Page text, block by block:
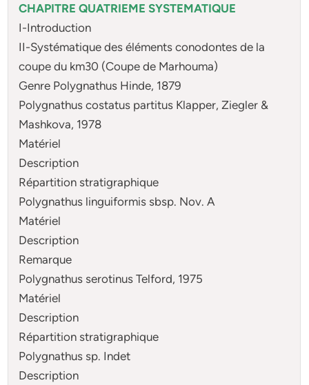
CHAPITRE QUATRIEME SYSTEMATIQUE
I-Introduction
II-Systématique des éléments conodontes de la
coupe du km30 (Coupe de Marhouma)
Genre Polygnathus Hinde, 1879
Polygnathus costatus partitus Klapper, Ziegler &
Mashkova, 1978
Matériel
Description
Répartition stratigraphique
Polygnathus linguiformis sbsp. Nov. A
Matériel
Description
Remarque
Polygnathus serotinus Telford, 1975
Matériel
Description
Répartition stratigraphique
Polygnathus sp. Indet
Description